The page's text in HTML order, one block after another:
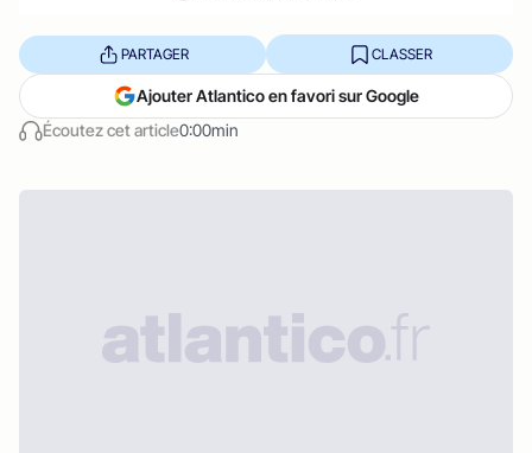
Écoutez cet article0:00min
PARTAGER CLASSER
Ajouter Atlantico en favori sur Google